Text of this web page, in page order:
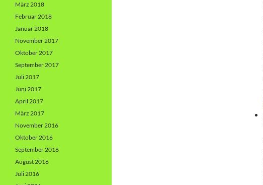
März 2018
Februar 2018
Januar 2018
November 2017
Oktober 2017
September 2017
Juli 2017
Juni 2017
April 2017
März 2017
November 2016
Oktober 2016
September 2016
August 2016
Juli 2016